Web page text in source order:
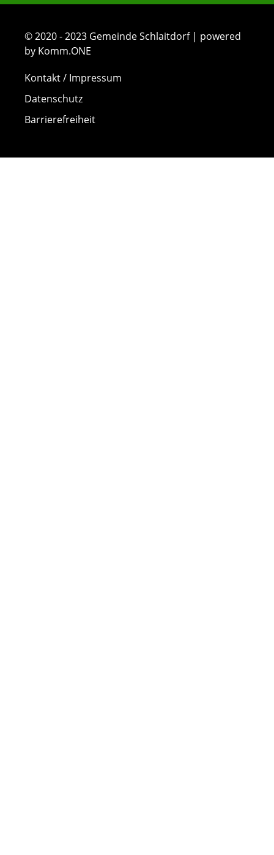
© 2020 - 2023 Gemeinde Schlaitdorf | powered
by Komm.ONE
Kontakt / Impressum
Datenschutz
Barrierefreiheit